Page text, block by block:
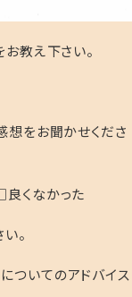
教え下さい。
想をお聞かせくださ
なかった
。
いてのアドバイス